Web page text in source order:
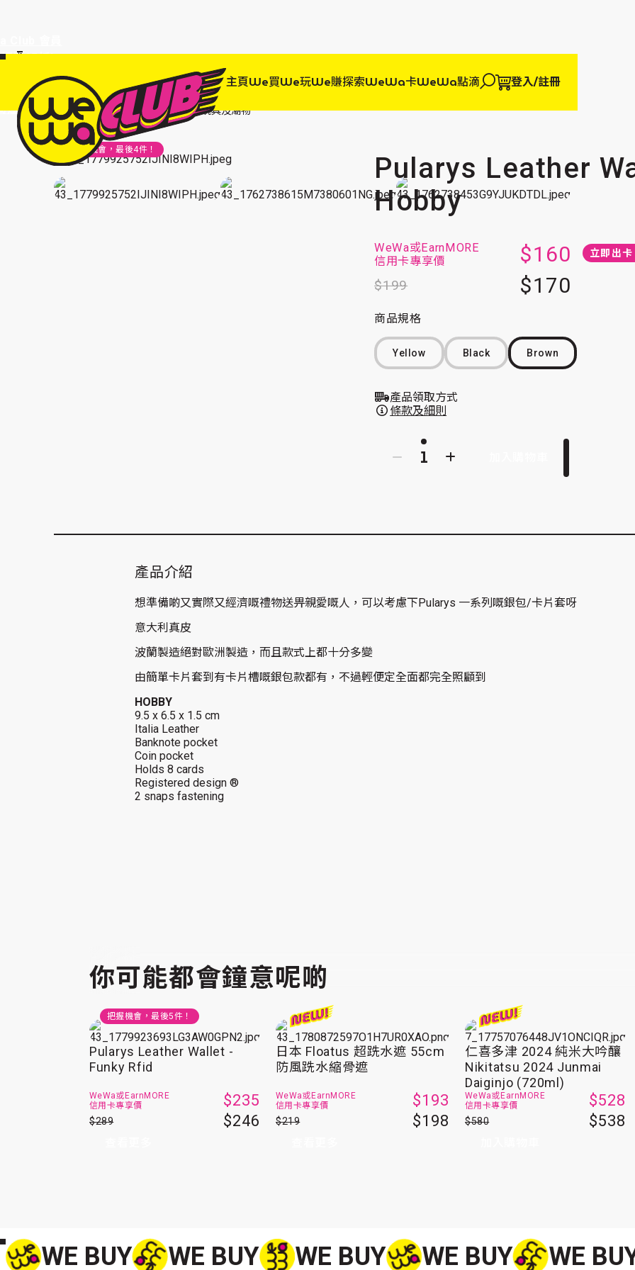
單95折!
輸入優惠
即
達95折!
主頁We買We玩We賺探索WeWa卡WeWa點滴 登入/註冊
主頁 We 買 品味生活 玩具及潮物
把握機會，最後4件！
Pularys Leather Wallet - Hobby
Pularys Leather
Hobby
WeWa或EarnMORE
信用卡專享價
$160 立即出
$199 $170
商品規格
Yellow Black Brown
產品領取方式
條款及細則
產品介紹
想準備啲又實際又經濟嘅禮物送畀親愛嘅人，可以考慮下Pularys 一系列嘅銀包/卡片套呀
意大利真皮
波蘭製造絕對歐洲製造，而且款式上都十分多變
由簡單卡片套到有卡片槽嘅銀包款都有，不過輕便定全面都完全照顧到
HOBBY
9.5 x 6.5 x 1.5 cm
Italia Leather
Banknote pocket
Coin pocket
Holds 8 cards
Registered design ®
2 snaps fastening
你可能都會鐘意呢啲
把握機會，最後5件！
Pularys Leather Wallet -
Funky Rfid
WeWa或EarnMORE
信用卡專享價
$235
$289 $246
日本 Floatus 超跣水遮 55cm
防風跣水縮骨遮
WeWa或EarnMORE
信用卡專享價
$193
$219 $198
仁喜多津 2024 純米大吟釀
Nikitatsu 2024 Junmai
Daiginjo (720ml)
WeWa或EarnMORE
信用卡專享價
$528
$580
$538
WE BUY WE BUY WE BUY WE BUY WE